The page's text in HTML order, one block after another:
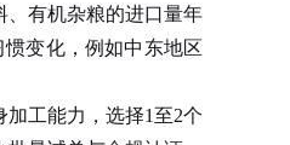
有机杂粮的进口量年
变化，例如中东地区
工能力，选择1至2个